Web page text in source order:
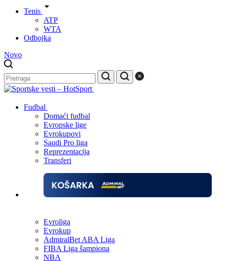
Tenis
ATP
WTA
Odbojka
Novo
Fudbal
Domaći fudbal
Evropske lige
Evrokupovi
Saudi Pro liga
Reprezentacija
Transferi
Evroliga
Evrokup
AdmiralBet ABA Liga
FIBA Liga šampiona
NBA